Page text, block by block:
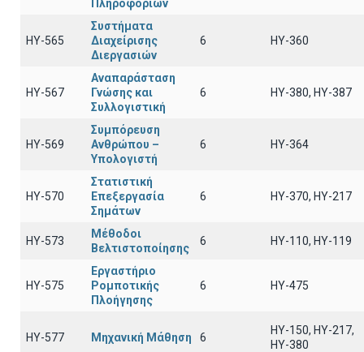
Πληροφοριών
ΗΥ-565
Συστήματα
Διαχείρισης
Διεργασιών
6 ΗΥ-360
ΗΥ-567
Αναπαράσταση
Γνώσης και
Συλλογιστική
6 ΗΥ-380, ΗΥ-387
ΗΥ-569
Συμπόρευση
Ανθρώπου –
Υπολογιστή
6 ΗΥ-364
HY-570
Στατιστική
Επεξεργασία
Σημάτων
6 HY-370, HY-217
ΗΥ-573
Μέθοδοι
Βελτιστοποίησης
6 ΗΥ-110, HY-119
HY-575
Εργαστήριο
Ρομποτικής
Πλοήγησης
6 HY-475
HY-577 Μηχανική Μάθηση 6
HY-150, HY-217,
HY-380